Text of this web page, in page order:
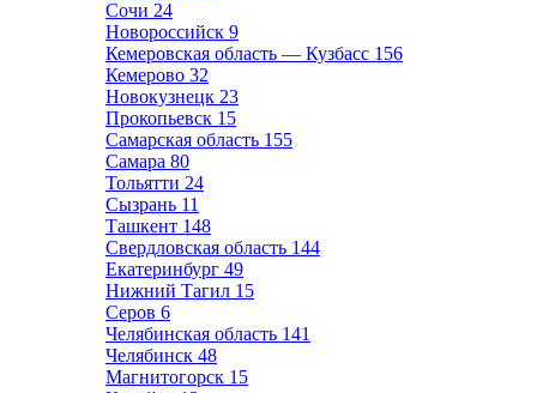
Сочи 24
Новороссийск 9
Кемеровская область — Кузбасс 156
Кемерово 32
Новокузнецк 23
Прокопьевск 15
Самарская область 155
Самара 80
Тольятти 24
Сызрань 11
Ташкент 148
Свердловская область 144
Екатеринбург 49
Нижний Тагил 15
Серов 6
Челябинская область 141
Челябинск 48
Магнитогорск 15